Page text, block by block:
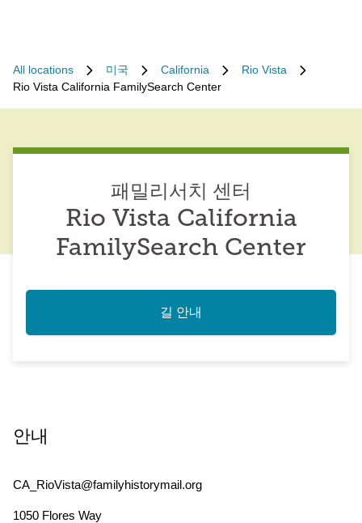
All locations 미국 California
Rio Vista
Rio Vista California FamilySearch Center
패밀리서치 센터
Rio Vista California
FamilySearch Center
길 안내
안내
CA_RioVista@familyhistorymail.org
1050 Flores Way